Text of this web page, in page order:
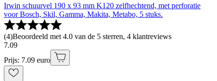
Irwin schuurvel 190 x 93 mm K120 zelfhechtend, met perforatie
voor Bosch, Skil, Gamma, Makita, Metabo, 5 stuks.
(4)Beoordeeld met 4.0 van de 5 sterren, 4 klantreviews
7.09
Prijs: 7.09 euro